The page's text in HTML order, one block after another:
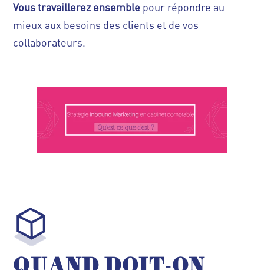
Vous travaillerez ensemble pour répondre au
mieux aux besoins des clients et de vos
collaborateurs.